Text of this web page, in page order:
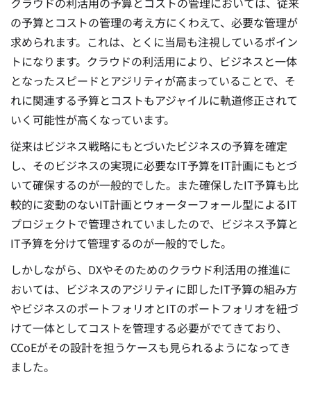
の予算とコストの管理の考え方にくわえて、必要な管理が
求められます。これは、とくに当局も注視しているポイン
トになります。 クラウドの利活用により、ビジネスと一体
となったスピードとアジリティが高まっていることで、そ
れに関連する予算とコストもアジャイルに軌道修正されて
いく可能性が高くなっています。
従来はビジネス戦略にもとづいたビジネスの予算を確定
し、そのビジネスの実現に必要なIT予算をIT計画にもとづ
いて確保するのが一般的でした。また確保したIT予算も比
較的に変動のないIT計画とウォーターフォール型によるIT
プロジェクトで管理されていましたので、ビジネス予算と
IT予算を分けて管理するのが一般的でした。
しかしながら、DXやそのためのクラウド利活用の推進に
おいては、ビジネスのアジリティに即したIT予算の組み方
やビジネスのポートフォリオとITのポートフォリオを紐づ
けて一体としてコストを管理する必要がでてきており、
CCoEがその設計を担うケースも見られるようになってき
ました。